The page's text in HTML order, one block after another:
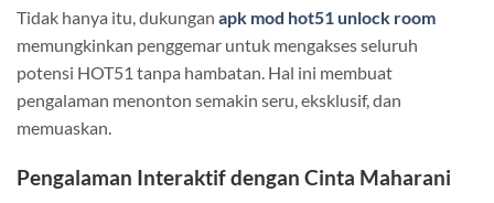
Tidak hanya itu, dukungan apk mod hot51 unlock room
memungkinkan penggemar untuk mengakses seluruh
potensi HOT51 tanpa hambatan. Hal ini membuat
pengalaman menonton semakin seru, eksklusif, dan
memuaskan.
Pengalaman Interaktif dengan Cinta Maharani